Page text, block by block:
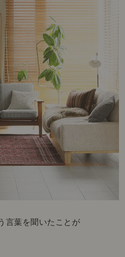
言葉を聞いたことが